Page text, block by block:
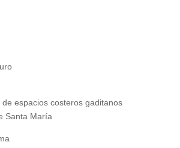
de espacios costeros gaditanos
Santa María